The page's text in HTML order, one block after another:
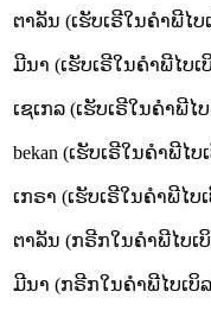
ຕາລັນ (ເຮັບເຣີໃນຄຳພີໄບເ
ມີນາ (ເຮັບເຣີໃນຄຳພີໄບເບິ
ເຊເກລ (ເຮັບເຣີໃນຄຳພີໄບ
bekan (ເຮັບເຣີໃນຄຳພີໄບ
ເກຣາ (ເຮັບເຣີໃນຄຳພີໄບເ
ຕາລັນ (ກຣີກໃນຄຳພີໄບເບິ
ມີນາ (ກຣີກໃນຄຳພີໄບເບິລ